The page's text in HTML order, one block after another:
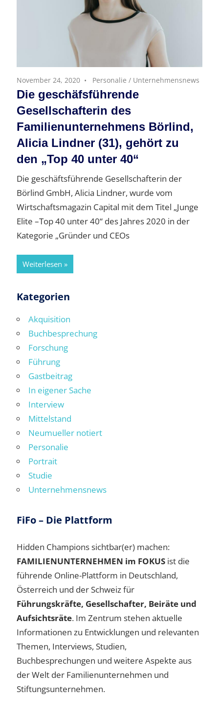
November 24, 2020 Personalie / Unternehmensnews
Die geschäfsführende
Gesellschafterin des
Familienunternehmens Börlind,
Alicia Lindner (31), gehört zu
den „Top 40 unter 40“
Die geschäftsführende Gesellschafterin der
Börlind GmbH, Alicia Lindner, wurde vom
Wirtschaftsmagazin Capital mit dem Titel „Junge
Elite –Top 40 unter 40“ des Jahres 2020 in der
Kategorie „Gründer und CEOs
Weiterlesen
Kategorien
Akquisition
Buchbesprechung
Forschung
Führung
Gastbeitrag
In eigener Sache
Interview
Mittelstand
Neumueller notiert
Personalie
Portrait
Studie
Unternehmensnews
FiFo – Die Plattform
Hidden Champions sichtbar(er) machen:
FAMILIENUNTERNEHMEN im FOKUS ist die
führende Online-Plattform in Deutschland,
Österreich und der Schweiz für
Führungskräfte, Gesellschafter, Beiräte und
Aufsichtsräte. Im Zentrum stehen aktuelle
Informationen zu Entwicklungen und relevanten
Themen, Interviews, Studien,
Buchbesprechungen und weitere Aspekte aus
der Welt der Familienunternehmen und
Stiftungsunternehmen.